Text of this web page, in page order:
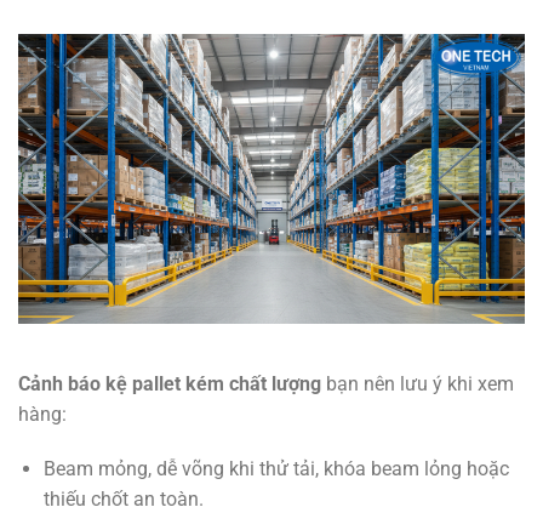
Cảnh báo kệ pallet kém chất lượng bạn nên lưu ý khi xem
hàng:
Beam mỏng, dễ võng khi thử tải, khóa beam lỏng hoặc
thiếu chốt an toàn.